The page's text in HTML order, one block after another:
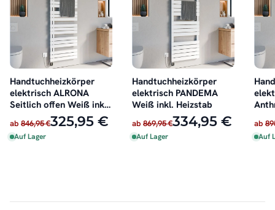
Handtuchheizkörper
elektrisch ALRONA
Seitlich offen Weiß inkl.
ab 846,95 €325,95 €
Auf Lager
Handtuchheizkörper
elektrisch PANDEMA
Weiß inkl. Heizstab
ab 869,95 €334,95 €
Auf Lager
ab
Auf